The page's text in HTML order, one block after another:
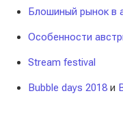
Блошиный рынок в
Особенности
Stream festival
Bubble days 2018 и